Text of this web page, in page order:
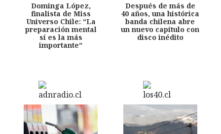
Dominga López,
finalista de Miss
Universo Chile: “La
preparación mental
sí es la más
importante”
Después de más de
40 años, una histórica
banda chilena abre
un nuevo capítulo con
disco inédito